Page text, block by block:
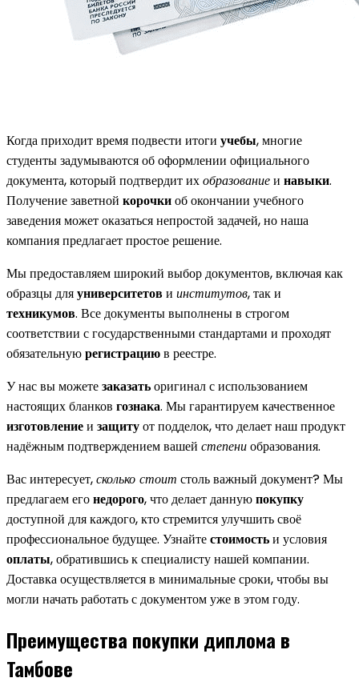
Когда приходит время подвести итоги учебы, многие
студенты задумываются об оформлении официального
документа, который подтвердит ихобразованиеи навыки.
Получение заветной корочкиоб окончании учебного
заведения может оказаться непростой задачей, но наша
компания предлагает простое решение.
Мы предоставляем широкий выбор документов, включая как
образцы дляуниверситетови институтов, так и
техникумов. Все документы выполнены в строгом
соответствии с государственными стандартами и проходят
обязательнуюрегистрациюв реестре.
У нас вы можетезаказатьоригинал с использованием
настоящих бланков гознака. Мы гарантируем качественное
изготовлениеи защитуот подделок, что делает наш продукт
надёжным подтверждением вашей степениобразования.
Вас интересует,сколько стоит столь важный документ? Мы
предлагаем егонедорого, что делает даннуюпокупку
доступной для каждого, кто стремится улучшить своё
профессиональное будущее. Узнайтестоимостьи условия
оплаты, обратившись к специалисту нашей компании.
Доставка осуществляется в минимальные сроки, чтобы вы
могли начать работать с документом уже в этом году.
Преимущества покупки диплома в
Тамбове